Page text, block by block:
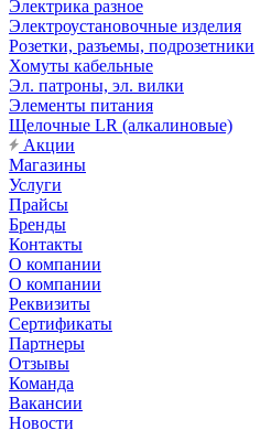
Электрика разное
Электроустановочные изделия
Розетки, разъемы, подрозетники
Хомуты кабельные
Эл. патроны, эл. вилки
Элементы питания
Щелочные LR (алкалиновые)
Акции
Магазины
Услуги
Прайсы
Бренды
Контакты
О компании
О компании
Реквизиты
Сертификаты
Партнеры
Отзывы
Команда
Вакансии
Новости